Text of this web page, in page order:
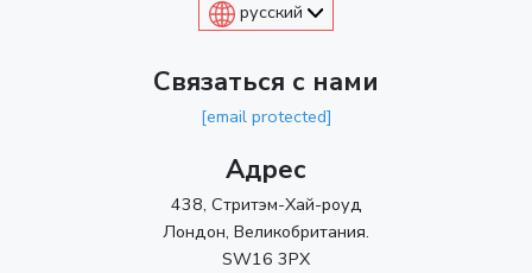
русский
Связаться с нами
[email protected]
Адрес
438, Стритэм-Хай-роуд
Лондон, Великобритания.
SW16 3PX